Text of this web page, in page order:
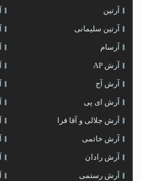
آرتین
آرتین سلیمانی
آرسام
آرش AP
آرش آج
آرش ای پی
آرش جلالی و آقا فرا
آرش خاتمی
آرش رادان
آرش رستمی